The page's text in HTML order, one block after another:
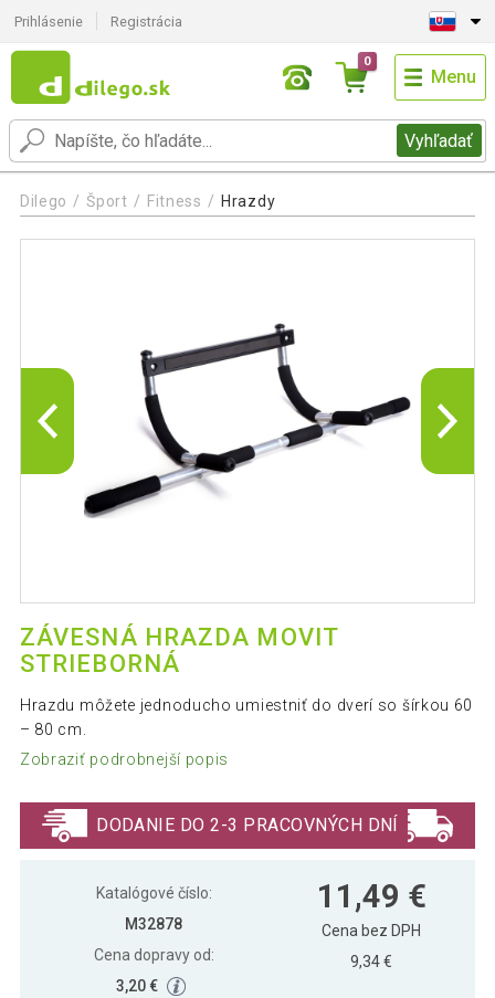
Prihlásenie Registrácia
Vyhľadať
0
Menu
Dilego Šport Fitness Hrazdy
ZÁVESNÁ HRAZDA MOVIT
STRIEBORNÁ
Hrazdu môžete jednoducho umiestniť do dverí so šírkou 60
– 80 cm.
Zobraziť podrobnejší popis
DODANIE DO 2-3 PRACOVNÝCH DNÍ
Katalógové číslo:
M32878
Cena dopravy od:
3,20 €
11,49 €
Cena bez DPH
9,34 €